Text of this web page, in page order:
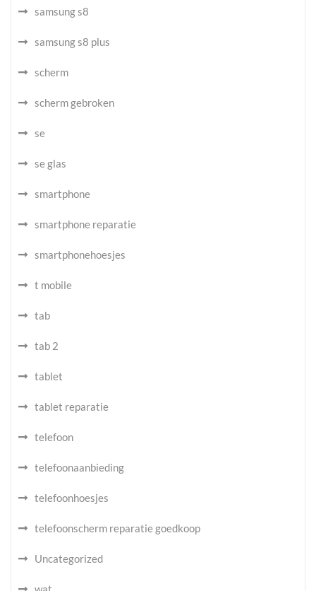
samsung s8
samsung s8 plus
scherm
scherm gebroken
se
se glas
smartphone
smartphone reparatie
smartphonehoesjes
t mobile
tab
tab 2
tablet
tablet reparatie
telefoon
telefoonaanbieding
telefoonhoesjes
telefoonscherm reparatie goedkoop
Uncategorized